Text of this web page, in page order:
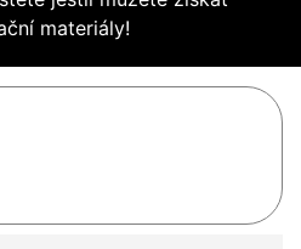
materiály!